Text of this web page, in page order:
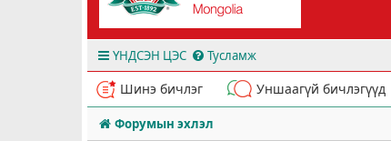
ҮНДСЭН ЦЭС Тусламж
Шинэ бичлэг Уншаагүй бичлэгүүд
Форумын эхлэл